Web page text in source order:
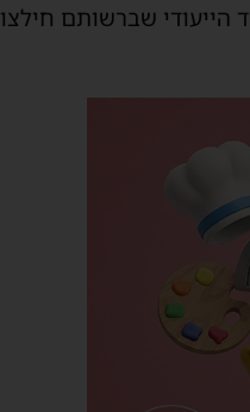
הייעודי שברשותם חילצו